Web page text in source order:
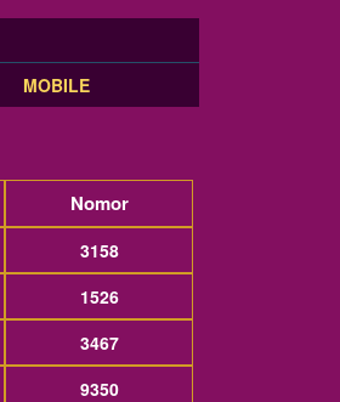
MOBILE
Nomor
3158
1526
3467
9350